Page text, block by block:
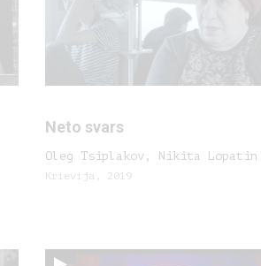
Neto svars
Oleg Tsiplakov, Nikita Lopatin
Krievija, 2019